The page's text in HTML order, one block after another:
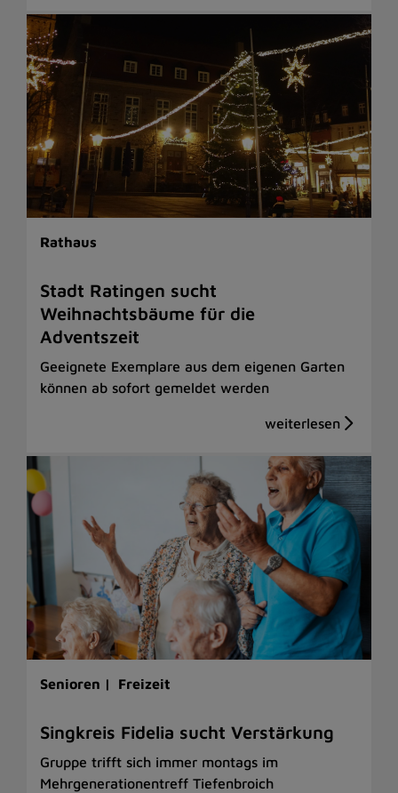
Rathaus
Stadt Ratingen sucht
Weihnachtsbäume für die
Adventszeit
Geeignete Exemplare aus dem eigenen Garten
können ab sofort gemeldet werden
Senioren | Freizeit
Singkreis Fidelia sucht Verstärkung
Gruppe trifft sich immer montags im
Mehrgenerationentreff Tiefenbroich